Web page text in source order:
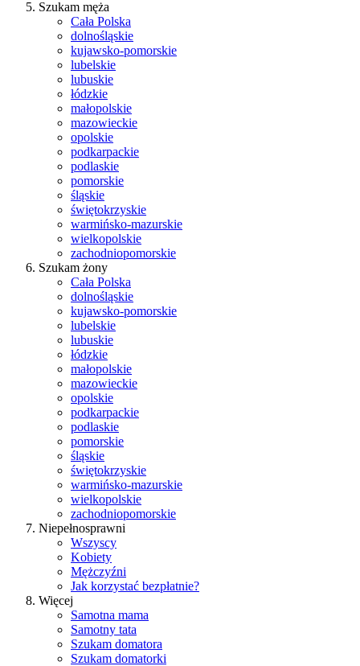
Szukam męża
Cała Polska
dolnośląskie
kujawsko-pomorskie
lubelskie
lubuskie
łódzkie
małopolskie
mazowieckie
opolskie
podkarpackie
podlaskie
pomorskie
śląskie
świętokrzyskie
warmińsko-mazurskie
wielkopolskie
zachodniopomorskie
Szukam żony
Cała Polska
dolnośląskie
kujawsko-pomorskie
lubelskie
lubuskie
łódzkie
małopolskie
mazowieckie
opolskie
podkarpackie
podlaskie
pomorskie
śląskie
świętokrzyskie
warmińsko-mazurskie
wielkopolskie
zachodniopomorskie
Niepełnosprawni
Wszyscy
Kobiety
Mężczyźni
Jak korzystać bezpłatnie?
Więcej
Samotna mama
Samotny tata
Szukam domatora
Szukam domatorki